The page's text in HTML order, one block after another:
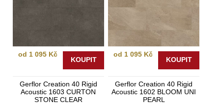
od 1 095 Kč
KOUPIT
od 1 095 Kč
KOUPIT
Gerflor Creation 40 Rigid
Acoustic 1603 CURTON
STONE CLEAR
Gerflor Creation 40 Rigid
Acoustic 1602 BLOOM UNI
PEARL